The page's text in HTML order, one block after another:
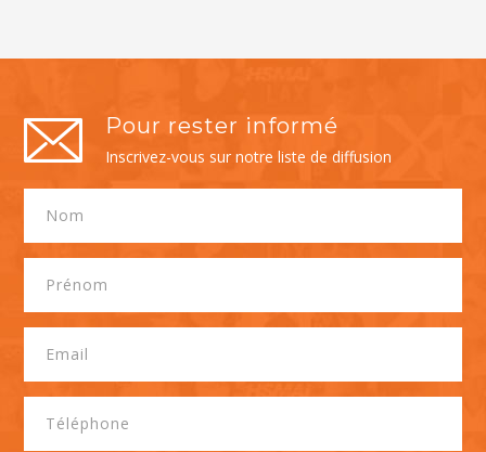
Pour rester informé
Inscrivez-vous sur notre liste de diffusion